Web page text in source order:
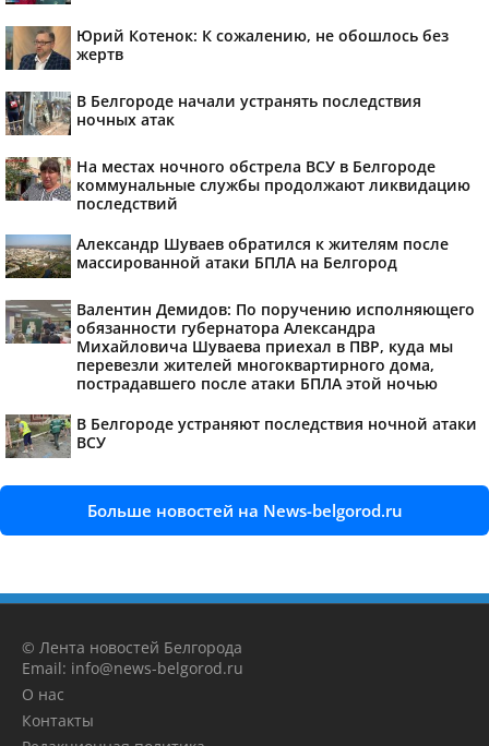
Юрий Котенок: К сожалению, не обошлось без
жертв
В Белгороде начали устранять последствия
ночных атак
На местах ночного обстрела ВСУ в Белгороде
коммунальные службы продолжают ликвидацию
последствий
Александр Шуваев обратился к жителям после
массированной атаки БПЛА на Белгород
Валентин Демидов: По поручению исполняющего
обязанности губернатора Александра
Михайловича Шуваева приехал в ПВР, куда мы
перевезли жителей многоквартирного дома,
пострадавшего после атаки БПЛА этой ночью
В Белгороде устраняют последствия ночной атаки
ВСУ
Больше новостей на News-belgorod.ru
© Лента новостей Белгорода
Email: info@news-belgorod.ru
О нас
Контакты